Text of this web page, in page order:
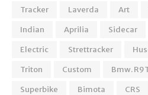
Tracker
Laverda Art
Indian
Aprilia Sidecar
Electric
Strettracker
Triton
Custom Bmw.
Superbike
Bimota CRS